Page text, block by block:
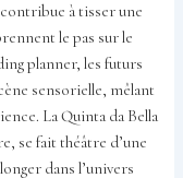
à tisser une
le pas sur le
planner, les futurs
sensorielle, mêlant
La Quinta da Bella
se fait théâtre d’une
dans l’univers